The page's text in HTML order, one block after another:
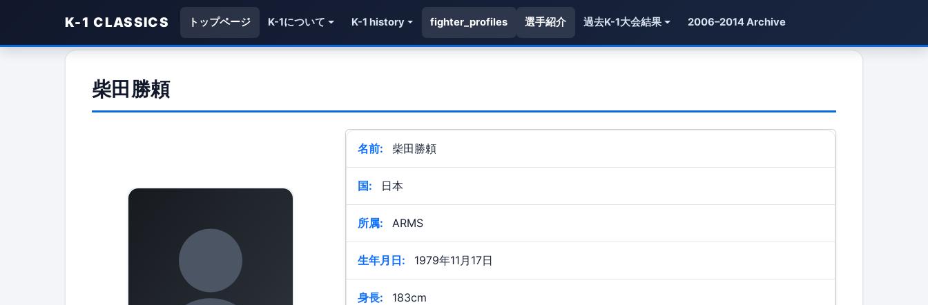
K-1 CLASSICS トップページ K-1について K-1 history fighter_profiles 選手紹介 過去K-1大会結果 2006–2014 Archive
柴田勝頼
名前: 柴田勝頼
国: 日本
所属: ARMS
生年月日: 1979年11月17日
身長: 183cm